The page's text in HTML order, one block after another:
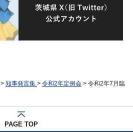
> 知事発言集 > 令和2年定例会 > 令和2年7月臨
PAGE TOP